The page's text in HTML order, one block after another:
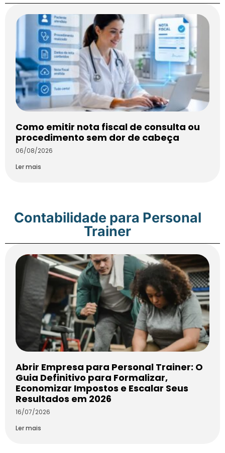
Como emitir nota fiscal de consulta ou
procedimento sem dor de cabeça
06/08/2026
Ler mais
Contabilidade para Personal
Trainer
Abrir Empresa para Personal Trainer: O
Guia Definitivo para Formalizar,
Economizar Impostos e Escalar Seus
Resultados em 2026
16/07/2026
Ler mais